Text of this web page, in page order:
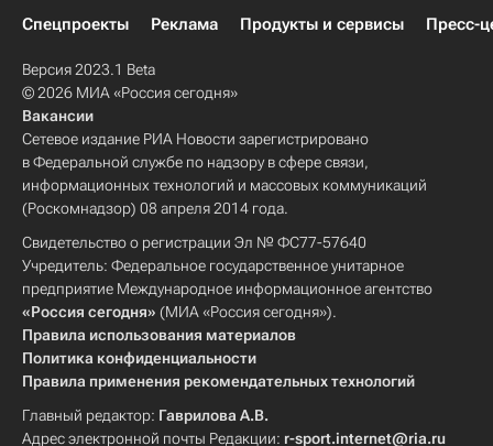
Спецпроекты
Реклама Продукты и сервисы Пресс-
Версия 2023.1 Beta
© 2026 МИА «Россия сегодня»
Вакансии
Сетевое издание РИА Новости зарегистрировано
в Федеральной службе по надзору в сфере связи,
информационных технологий и массовых коммуникаций
(Роскомнадзор) 08 апреля 2014 года.
Свидетельство о регистрации Эл № ФС77-57640
Учредитель: Федеральное государственное унитарное
предприятие Международное информационное агентство
«Россия сегодня» (МИА «Россия сегодня»).
Правила использования материалов
Политика конфиденциальности
Правила применения рекомендательных технологий
Главный редактор: Гаврилова А.В.
Адрес электронной почты Редакции: r-sport.internet@ria.ru